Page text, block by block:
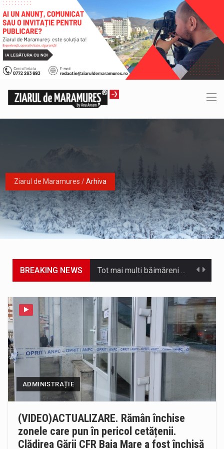
Ziarul de Maramures /Arhiva
BREAKING NEWS Tot mai multi băimăreni semnalează prezența cersetorilor de etnie romă pe raza municipiului. Orasul este la propriu impânzit de ei…
Testarea independentă a sistemului e-Terra, realizată de STS, DNSC și Cyberint, a mai parcurs o rundă de evaluare. Un număr…
ADMINISTRAȚIE
(VIDEO)ACTUALIZARE. Rămân închise
zonele care pun în pericol cetățenii.
Clădirea Gării CFR Baia Mare a fost închisă